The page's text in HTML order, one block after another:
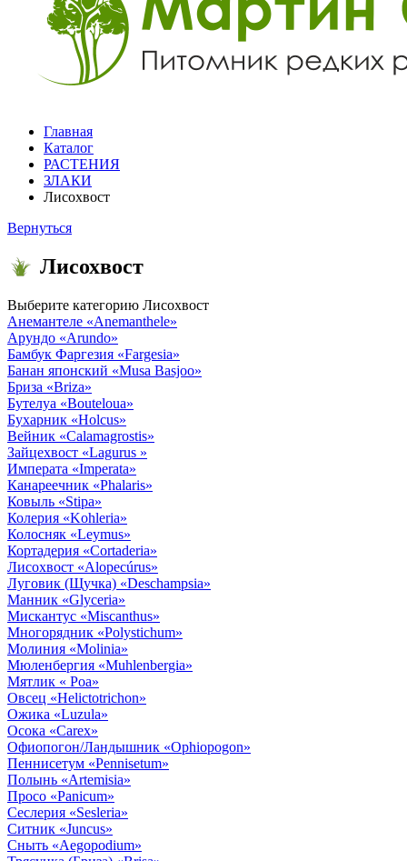
Главная
Каталог
РАСТЕНИЯ
ЗЛАКИ
Лисохвост
Вернуться
Лисохвост
Выберите категорию Лисохвост
Анемантеле «Anemanthele»
Арундо «Arundo»
Бамбук Фаргезия «Fargesia»
Банан японский «Musa Basjoo»
Бриза «Briza»
Бутелуа «Bouteloua»
Бухарник «Holcus»
Вейник «Calamagrostis»
Зайцехвост «Lagurus »
Императа «Imperata»
Канареечник «Phalaris»
Ковыль «Stipa»
Колерия «Kohleria»
Колосняк «Leymus»
Кортадерия «Cortaderia»
Лисохвост «Alopecúrus»
Луговик (Щучка) «Deschampsia»
Манник «Glyceria»
Мискантус «Miscanthus»
Многорядник «Polystichum»
Молиния «Molinia»
Мюленбергия «Muhlenbergia»
Мятлик « Poa»
Овсец «Helictotrichon»
Ожика «Luzula»
Осока «Carex»
Офиопогон/Ландышник «Ophiopogon»
Пеннисетум «Pennisetum»
Полынь «Artemisia»
Просо «Panicum»
Сеслерия «Sesleria»
Ситник «Juncus»
Сныть «Aegopodium»